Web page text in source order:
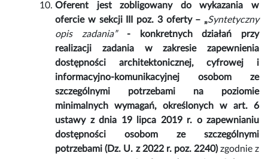
Oferent jest zobligowany do wykazania w
ofercie w sekcji III poz. 3 oferty – „Syntetyczny
opis zadania”- konkretnych działań przy
realizacji zadania w zakresie zapewnienia
dostępności architektonicznej, cyfrowej i
informacyjno-komunikacyjnej
osobom ze
szczególnymi potrzebami na poziomie
minimalnych wymagań, określonych w art. 6
ustawy z dnia 19 lipca 2019 r. o zapewnianiu
dostępności osobom ze szczególnymi
potrzebami (Dz. U. z 2022 r. poz. 2240)zgodnie z